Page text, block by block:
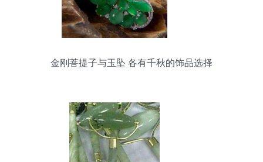
金刚菩提子与玉坠 各有千秋的饰品选择